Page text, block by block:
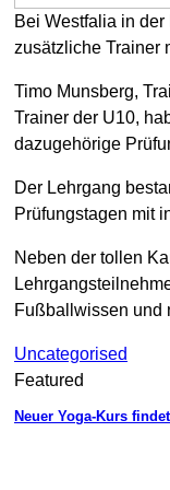
Bei Westfalia in
zusätzliche Trainer
Timo Munsberg,
Trainer der U10,
dazugehörige
Der Lehrgang
Prüfungstagen mit
Neben der tollen
Fußballwissen und
Uncategorised
Featured
Neuer Yoga-Kurs